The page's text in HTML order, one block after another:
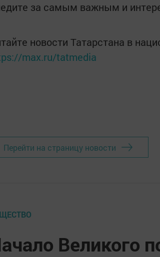
за самым важным и
новости Татарстана в
max.ru/tatmedia
Перейти на страницу новости
Великого